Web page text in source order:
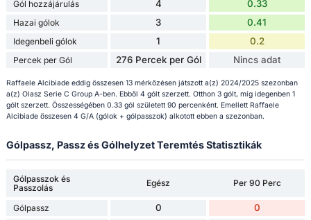
Gól hozzájárulás 4 0.33
Hazai gólok 3 0.41
Idegenbeli gólok 1 0.2
Percek per Gól 276 Percek per Gól Nincs adat
Raffaele Alcibiade eddig összesen 13 mérkőzésen játszott a(z) 2024/2025 szezonban
a(z) Olasz Serie C Group A-ben. Ebből 4 gólt szerzett. Otthon 3 gólt, míg idegenben 1
gólt szerzett. Összességében 0.33 gól született 90 percenként. Emellett Raffaele
Alcibiade összesen 4 G/A (gólok + gólpasszok) alkotott ebben a szezonban.
Gólpassz, Passz és Gólhelyzet Teremtés Statisztikák
Gólpasszok és
Passzolás
Egész Per 90 Perc
Gólpassz 0 0